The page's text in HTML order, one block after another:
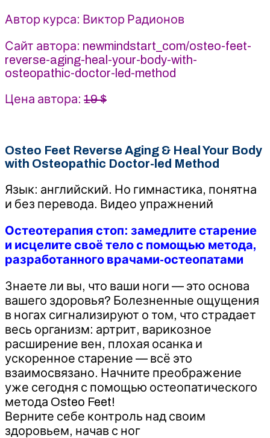
-
Радионов
(2025)
Newmindstart
Автор курса: Виктор Радионов
Сайт автора: newmindstart_com/osteo-feet-
reverse-aging-heal-your-body-with-
osteopathic-doctor-led-method
Цена автора: 19 $
Osteo Feet Reverse Aging & Heal Your Body
with Osteopathic Doctor-led Method
Язык: английский. Но гимнастика, понятна
и без перевода. Видео упражнений
Остеотерапия стоп: замедлите старение
и исцелите своё тело с помощью метода,
разработанного врачами-остеопатами
Знаете ли вы, что ваши ноги — это основа
вашего здоровья? Болезненные ощущения
в ногах сигнализируют о том, что страдает
весь организм: артрит, варикозное
расширение вен, плохая осанка и
ускоренное старение — всё это
взаимосвязано. Начните преображение
уже сегодня с помощью остеопатического
метода Osteo Feet!
Верните себе контроль над своим
здоровьем, начав с ног